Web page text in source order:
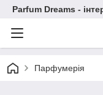
Parfum Dreams -
Парфумерія